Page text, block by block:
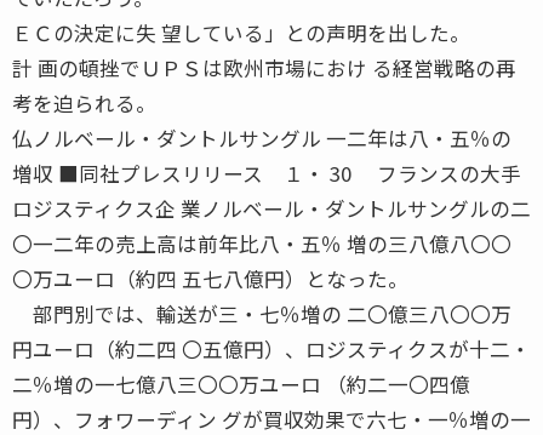
ＥＣの決定に失 望している」との声明を出した。
計 画の頓挫でＵＰＳは欧州市場におけ る経営戦略の再
考を迫られる。
仏ノルベール・ダントルサングル 一二年は八・五％の
増収 ■同社プレスリリース １・ 30 フランスの大手
ロジスティクス企 業ノルベール・ダントルサングルの二
〇一二年の売上高は前年比八・五％ 増の三八億八〇〇
〇万ユーロ（約四 五七八億円）となった。
部門別では、輸送が三・七％増の 二〇億三八〇〇万
円ユーロ（約二四 〇五億円）、ロジスティクスが十二・
二％増の一七億八三〇〇万ユーロ （約二一〇四億
円）、フォワーディン グが買収効果で六七・一％増の一